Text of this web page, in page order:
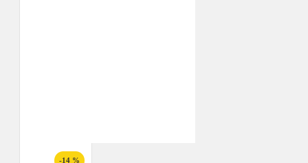
-14 %